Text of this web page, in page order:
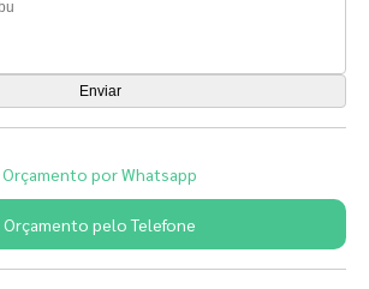
Orçamento por Whatsapp
Orçamento pelo Telefone